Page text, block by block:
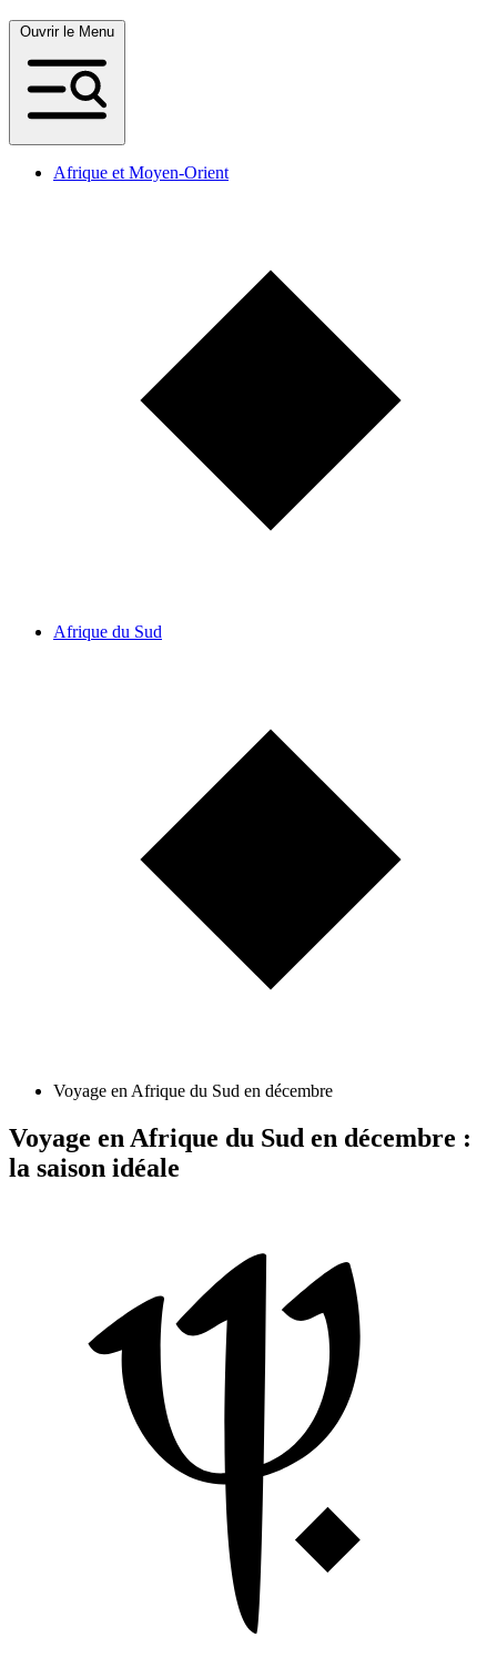
Afrique et Moyen-Orient
Afrique du Sud
Voyage en Afrique du Sud en décembre
Voyage en Afrique du Sud en décembre :
la saison idéale